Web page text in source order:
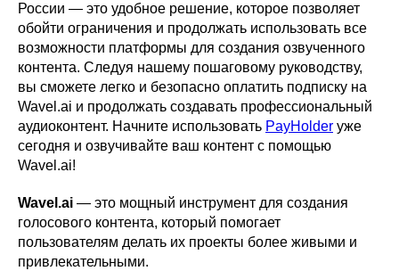
России — это удобное решение, которое позволяет
обойти ограничения и продолжать использовать все
возможности платформы для создания озвученного
контента. Следуя нашему пошаговому руководству,
вы сможете легко и безопасно оплатить подписку на
Wavel.ai и продолжать создавать профессиональный
аудиоконтент. Начните использовать PayHolder уже
сегодня и озвучивайте ваш контент с помощью
Wavel.ai!
Wavel.ai — это мощный инструмент для создания
голосового контента, который помогает
пользователям делать их проекты более живыми и
привлекательными.